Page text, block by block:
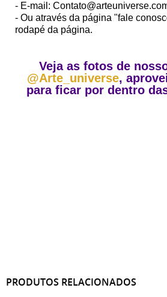
- E-mail:
- Ou através da página "fale
rodapé da página.
Veja as fotos de
@Arte_universe,
para ficar por dentro
PRODUTOS RELACIONADOS